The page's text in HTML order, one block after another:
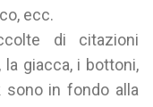
ecc.
di citazioni
giacca, i bottoni,
sono in fondo alla